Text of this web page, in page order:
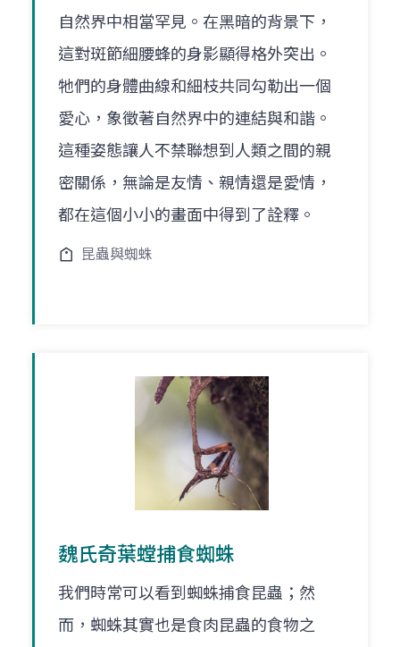
自然界中相當罕見。在黑暗的背景下，
這對斑節細腰蜂的身影顯得格外突出。
牠們的身體曲線和細枝共同勾勒出一個
愛心，象徵著自然界中的連結與和諧。
這種姿態讓人不禁聯想到人類之間的親
密關係，無論是友情、親情還是愛情，
都在這個小小的畫面中得到了詮釋。
昆蟲與蜘蛛
魏氏奇葉螳捕食蜘蛛
我們時常可以看到蜘蛛捕食昆蟲；然
而，蜘蛛其實也是食肉昆蟲的食物之